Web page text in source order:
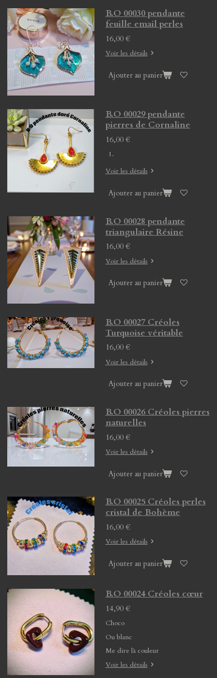
B.O 00030 pendante
feuille email perles
16,00 €
Voir les détails
Ajouter au panier
B.O 00029 pendante
pierres de Cornaline
16,00 €
Voir les détails
Ajouter au panier
B.O 00028 pendante
triangulaire Résine
16,00 €
Voir les détails
Ajouter au panier
B.O 00027 Créoles
Turquoise véritable
16,00 €
Voir les détails
Ajouter au panier
B.O 00026 Créoles pierres
naturelles
16,00 €
Voir les détails
Ajouter au panier
B.O 00025 Créoles perles
cristal de Bohème
16,00 €
Voir les détails
Ajouter au panier
B.O 00024 Créoles cœur
14,90 €
Choco
Ou blanc
Me dire là couleur
Voir les détails